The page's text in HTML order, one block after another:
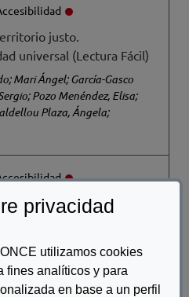
privacidad
utilizamos cookies
fines analíticos y para
en base a un perfil
justo.
universal (Lectura Fácil)
Mari Ángel; García-Gasco
Pozo Menéndez, Elisa;
Plaza, Ángela;
la Norma ISO 21902.
para los